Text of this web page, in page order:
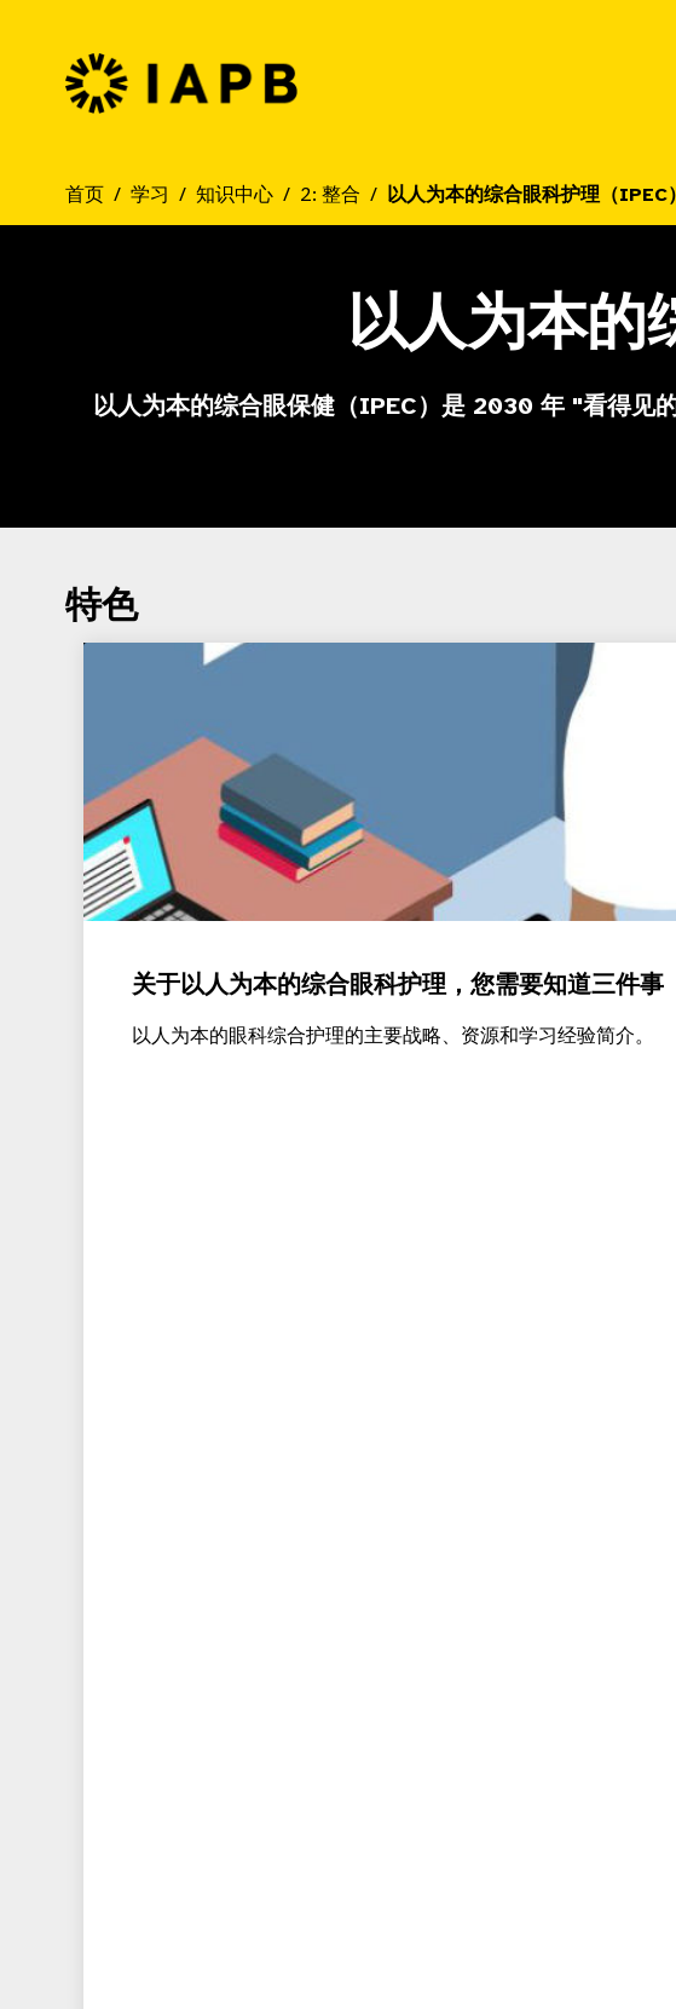
IAPB 主页
首页 学习 知识中心 2: 整合 以人为本的综合眼科护理（IPEC）
以人为本的
以人为本的综合眼保健（IPEC）是 2030 年 "看得见
特色
关于以人为本的综合眼科护理，您需要知道三件事
以人为本的眼科综合护理的主要战略、资源和学习经验简介。